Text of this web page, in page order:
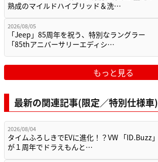
熟成のマイルドハイブリッド＆洗…
2026/08/05
「Jeep」85周年を祝う、特別なラングラー
「85thアニバーサリーエディシ…
もっと見る
最新の関連記事(限定／特別仕様車)
2026/08/04
タイムふろしきでEVに進化！？VW 「ID.Buzz」
が１周年でドラえもんと…